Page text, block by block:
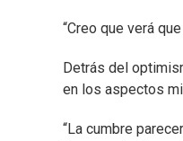
“Creo que verá
Detrás del
en los aspectos
“La cumbre